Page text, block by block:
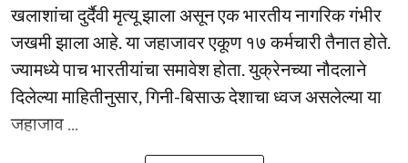
खलाशांचा दुर्दैवी मृत्यू झाला असून एक भारतीय नागरिक गंभीर
जखमी झाला आहे. या जहाजावर एकूण १७ कर्मचारी तैनात होते.
ज्यामध्ये पाच भारतीयांचा समावेश होता. युक्रेनच्या नौदलाने
दिलेल्या माहितीनुसार, गिनी-बिसाऊ देशाचा ध्वज असलेल्या या
जहाजाव ...